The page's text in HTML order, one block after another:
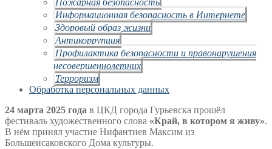
Информационная безопасность в Интернете
Здоровый образ жизни
Антикоррупция
Профилактика безопасности и правонарушения
несовершеннолетних
Терроризм
Обработка персональных данных
24 марта 2025 года в ЦКД города Гурьевска прошёл
фестиваль художественного слова «Край, в котором я живу».
В нём принял участие Нифантиев Максим из
Большеисаковского Дома культуры.